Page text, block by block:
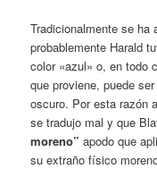
Tradicionalmente se ha
probablemente Harald
color «azul» o, en todo
que proviene, puede
oscuro. Por esta razón
se tradujo mal y que
moreno” apodo que
su extraño físico